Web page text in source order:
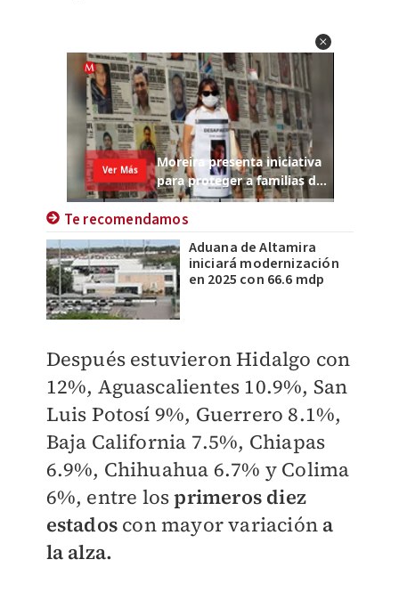
Te recomendamos
Aduana de Altamira
iniciará modernización
en 2025 con 66.6 mdp
Después estuvieron Hidalgo con
12%, Aguascalientes 10.9%, San
Luis Potosí 9%, Guerrero 8.1%,
Baja California 7.5%, Chiapas
6.9%, Chihuahua 6.7% y Colima
6%, entre losprimeros diez
estados con mayor variacióna
la alza.